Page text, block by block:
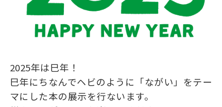
2025年は巳年！
巳年にちなんでヘビのように「ながい」をテー
マにした本の展示を行ないます。